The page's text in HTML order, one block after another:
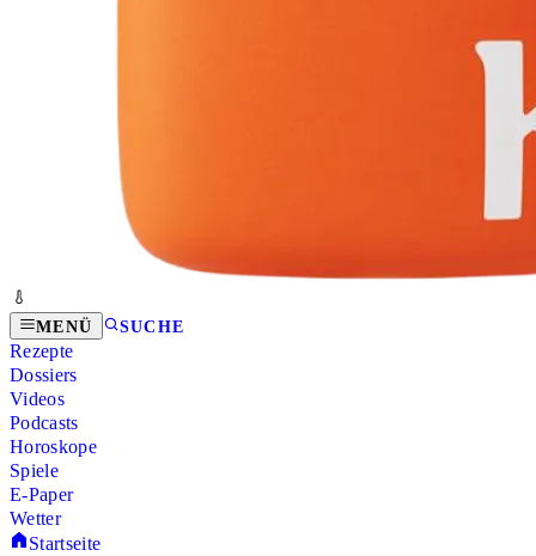
MENÜ SUCHE
Rezepte
Dossiers
Videos
Podcasts
Horoskope
Spiele
E-Paper
Wetter
Startseite